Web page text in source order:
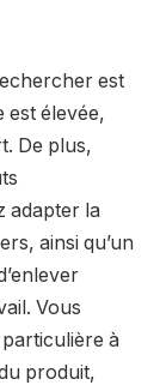
est
est élevée,
De plus,
adapter la
ainsi qu’un
Vous
à
produit,